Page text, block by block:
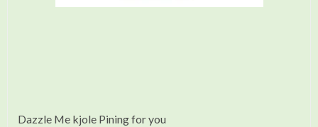
Dazzle Me kjole Pining for you